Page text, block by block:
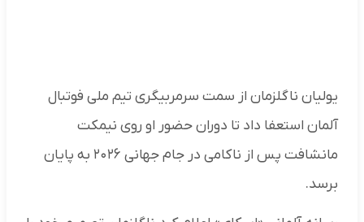
یولیان ناگلزمان از سمت سرمربیگری تیم ملی فوتبال
آلمان استعفا داد تا دوران حضور او روی نیمکت
مانشافت پس از ناکامی در جام جهانی ۲۰۲۶ به پایان
برسد.